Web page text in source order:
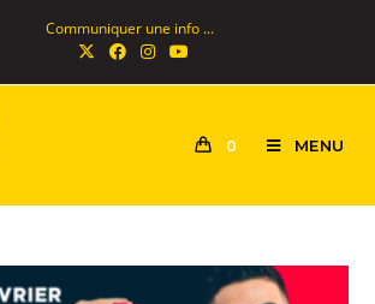
Communiquer une info ...
0 MENU